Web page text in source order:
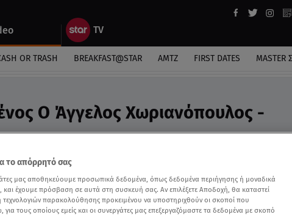
OR TRASH BREAKFAST@STAR ΑΜΤΖ FIRST DATES MASTER
Ο Άγγελος Χωριανόπουλος -
-Τουρκίας
το απόρρητό σας
μας αποθηκεύουμε προσωπικά δεδομένα, όπως δεδομένα περιήγησης ή μοναδικά
και έχουμε πρόσβαση σε αυτά στη συσκευή σας. Αν επιλέξετε Αποδοχή, θα καταστεί
τεχνολογιών παρακολούθησης προκειμένου να υποστηριχθούν οι σκοποί που
για τους οποίους εμείς και οι συνεργάτες μας επεξεργαζόμαστε τα δεδομένα με σκοπό